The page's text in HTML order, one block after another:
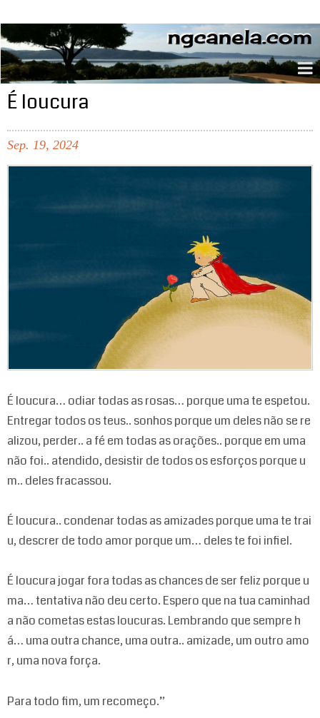
É loucura
Sep. 19, 2024
É loucura… odiar todas as rosas… porque uma te espetou.
Entregar todos os teus.. sonhos porque um deles não se re
alizou, perder.. a fé em todas as orações.. porque em uma
não foi.. atendido, desistir de todos os esforços porque u
m.. deles fracassou.
É loucura.. condenar todas as amizades porque uma te trai
u, descrer de todo amor porque um… deles te foi infiel.
É loucura jogar fora todas as chances de ser feliz porque u
ma… tentativa não deu certo. Espero que na tua caminhad
a não cometas estas loucuras. Lembrando que sempre h
á… uma outra chance, uma outra.. amizade, um outro amo
r, uma nova força.
Para todo fim, um recomeço.”